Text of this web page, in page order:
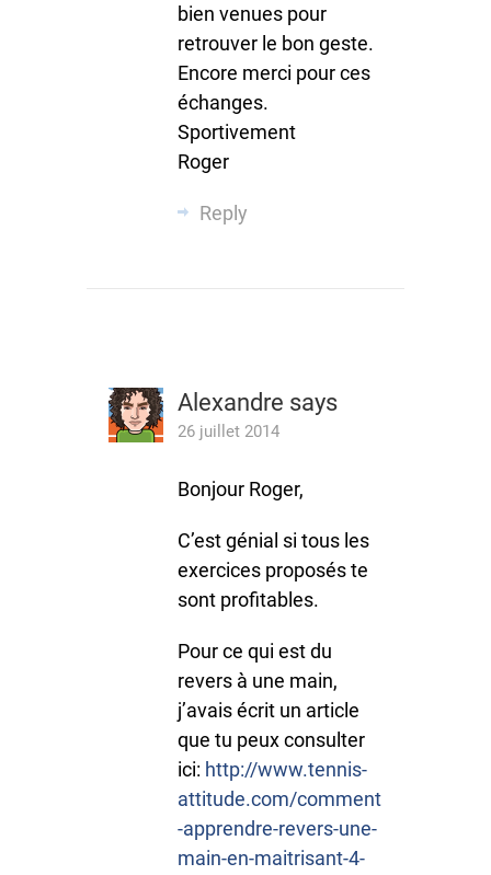
bien venues pour
retrouver le bon geste.
Encore merci pour ces
échanges.
Sportivement
Roger
Reply
Alexandre says
26 juillet 2014
Bonjour Roger,
C’est génial si tous les
exercices proposés te
sont profitables.
Pour ce qui est du
revers à une main,
j’avais écrit un article
que tu peux consulter
ici: http://www.tennis-
attitude.com/comment
-apprendre-revers-une-
main-en-maitrisant-4-